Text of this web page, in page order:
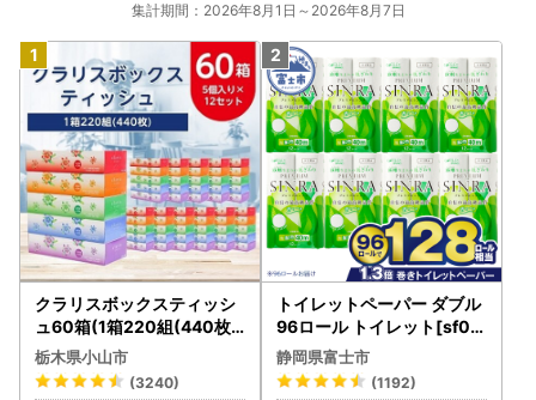
集計期間：2026年8月1日～2026年8月7日
クラリスボックスティッシ
ュ60箱(1箱220組(440枚))
(5個入り×12セット)【配送
不可地域：離島・沖縄県】
【1256759】
栃木県小山市
(3240)
トイレットペーパー ダブル
96ロール トイレット[sf00
1-012]
静岡県富士市
(1192)